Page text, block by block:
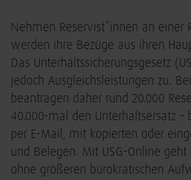
Nehmen Reservist*innen an einer
werden ihre Bezüge aus ihren
Das Unterhaltssicherungsgesetz
jedoch Ausgleichsleistungen zu.
beantragen daher rund 20.000
40.000-mal den Unterhaltsersatz –
per E-Mail, mit kopierten oder
und Belegen. Mit USG-Online
ohne größeren bürokratischen